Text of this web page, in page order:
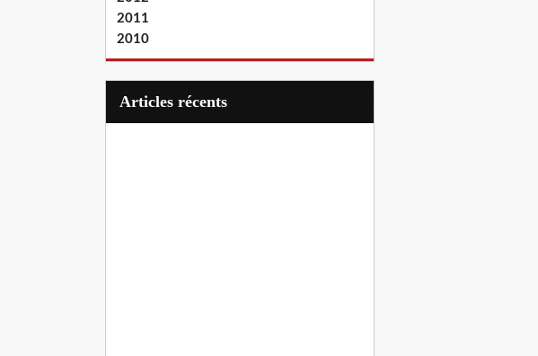
2011
2010
articles récents